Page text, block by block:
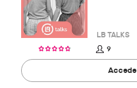
LB TALKS
9
Accede